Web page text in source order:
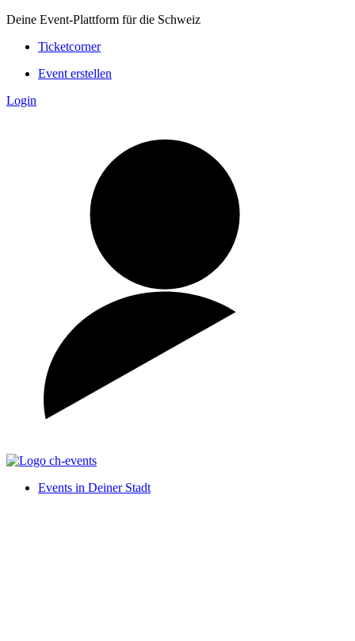
Deine Event-Plattform für die Schweiz
Ticketcorner
Event erstellen
Login
Events in Deiner Stadt